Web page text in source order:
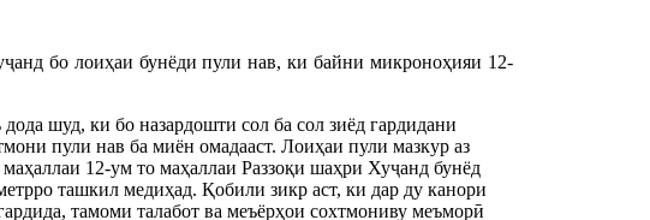
бо лоиҳаи бунёди пули нав, ки байни микроноҳияи 12-
шуд, ки бо назардошти сол ба сол зиёд гардидани
пули нав ба миён омадааст. Лоиҳаи пули мазкур аз
12-ум то маҳаллаи Раззоқи шаҳри Хуҷанд бунёд
ташкил медиҳад. Қобили зикр аст, ки дар ду канори
тамоми талабот ва меъёрҳои сохтмониву меъморӣ